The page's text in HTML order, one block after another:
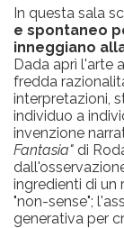
In questa sala
e spontaneo
inneggiano
Dada aprì l'arte
fredda
interpretazioni,
individuo a
invenzione
Fantasia" di
ingredienti di un
"non-sense";
generativa per